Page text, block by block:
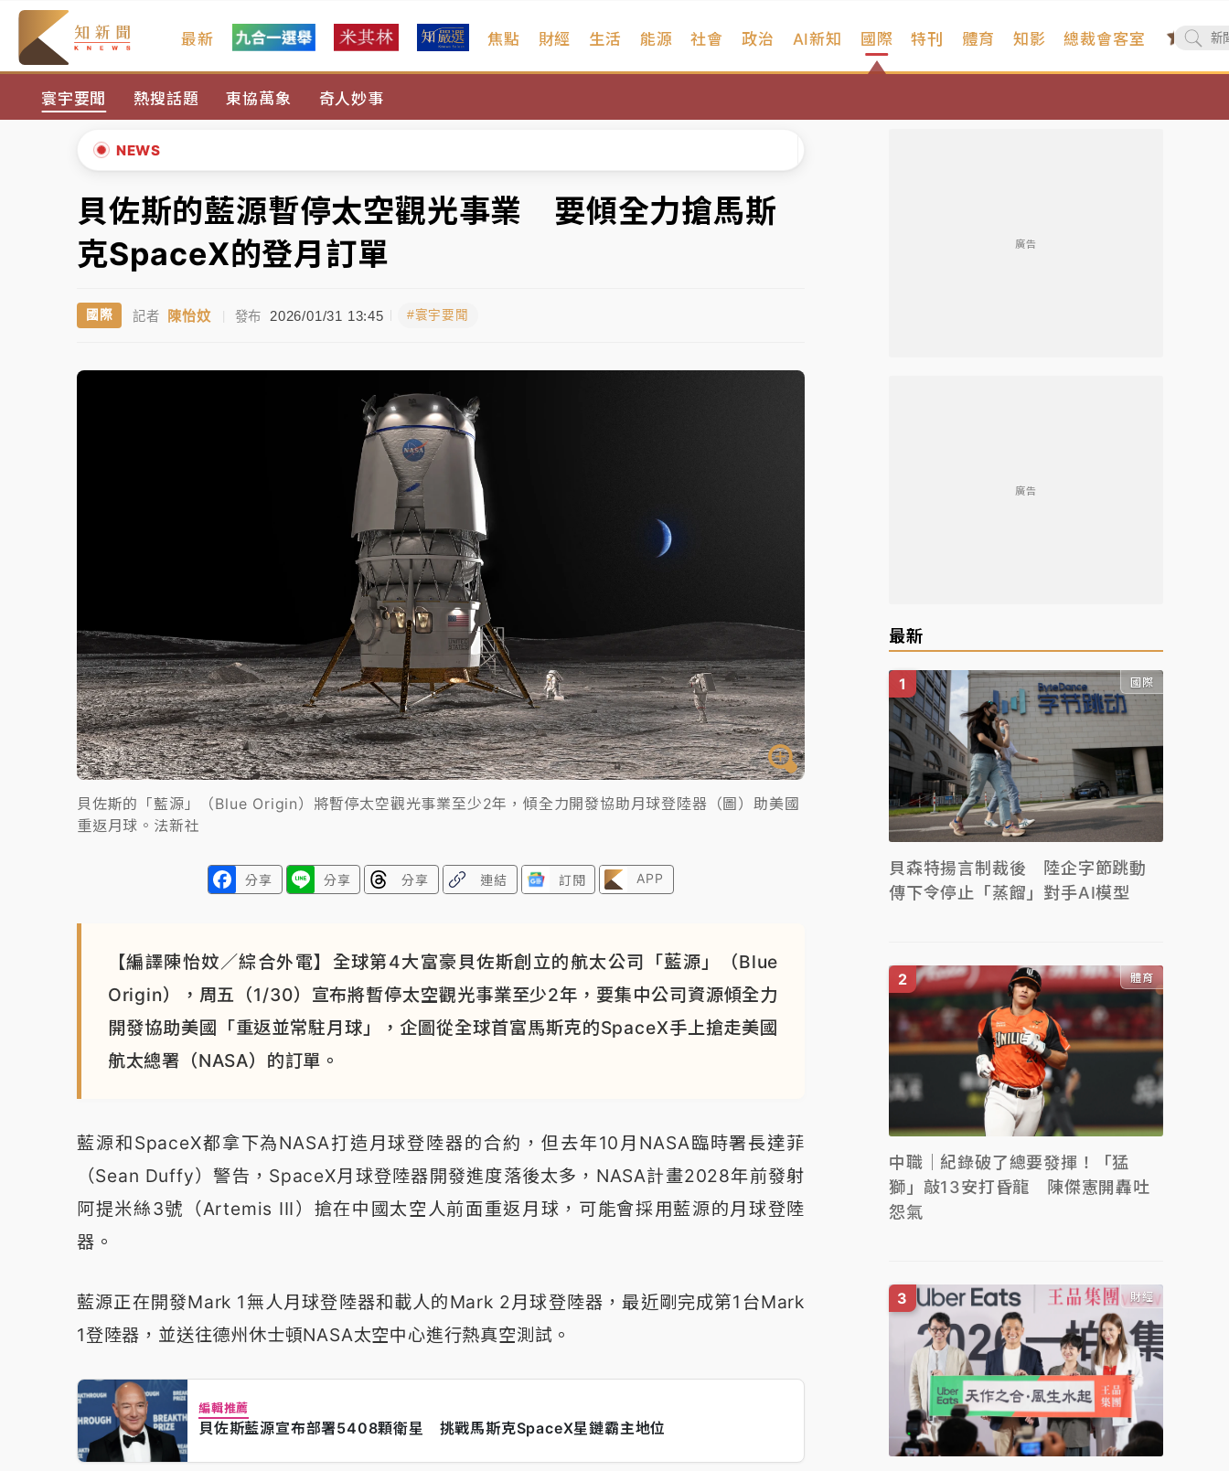
最新 焦點 財經 生活 能源 社會 政治 AI新知 國際
寰宇要聞 熱搜話題 東協萬象 奇人妙事
特刊 體育 知影 總裁會客室
NEWS
暑假過三周才推「E宿新北打卡趣」！抽獎程序複雜 觀旅局回應了
中信慈善基金會想增加董事人數！辜仲諒向法院聲請遭駁 理由曝光
故宮《龍藏經》特展第2檔！今線上預約開賣一度塞車 周六起展出延長至晚上7時
台東農業處長涉圖利渡假村！東檢抗告成功 今重開羈押庭
父親節泡湯了！中颱白海豚雨彈轟3天 「紅到發紫」降雨熱區曝
女律師陳昱瑄詐慈濟10億！黃金158kg遭查扣畫面曝光
中信慈善基金會想增加董事人數！辜仲諒向法院聲請遭駁 理由曝光
故宮《龍藏經》特展第2檔！今線上預約開賣一度塞車 周六起展出延長至晚上7時
台東農業處長涉圖利渡假村！東檢抗告成功 今重開羈押庭
父親節泡湯了！中颱白海豚雨彈轟3天 「紅到發紫」降雨熱區曝
▲
▼
貝佐斯的藍源暫停太空觀光事業 要傾全力搶馬斯
克SpaceX的登月訂單
國際 記者 陳怡妏 | 發布 2026/01/31 13:45 #寰宇要聞
貝佐斯的「藍源」（Blue Origin）將暫停太空觀光事業至少2年，傾全力開發協助月球登陸器（圖）助美國
重返月球。法新社
分享 分享 分享 連結 訂閱 APP
【編譯陳怡妏／綜合外電】全球第4大富豪貝佐斯創立的航太公司「藍源」（Blue
Origin），周五（1/30）宣布將暫停太空觀光事業至少2年，要集中公司資源傾全力
開發協助美國「重返並常駐月球」，企圖從全球首富馬斯克的SpaceX手上搶走美國
航太總署（NASA）的訂單。
藍源和SpaceX都拿下為NASA打造月球登陸器的合約，但去年10月NASA臨時署長達菲
（Sean Duffy）警告，SpaceX月球登陸器開發進度落後太多，NASA計畫2028年前發射
阿提米絲3號（Artemis III）搶在中國太空人前面重返月球，可能會採用藍源的月球登陸
器。
藍源正在開發Mark 1無人月球登陸器和載人的Mark 2月球登陸器，最近剛完成第1台Mark
1登陸器，並送往德州休士頓NASA太空中心進行熱真空測試。
編輯推薦
貝佐斯藍源宣布部署5408顆衛星 挑戰馬斯克SpaceX星鏈霸主地位
廣告
廣告
最新
國際
貝森特揚言制裁後 陸企字節跳動
傳下令停止「蒸餾」對手AI模型
體育
中職｜紀錄破了總要發揮！「猛
獅」敲13安打昏龍 陳傑憲開轟吐
怨氣
財經